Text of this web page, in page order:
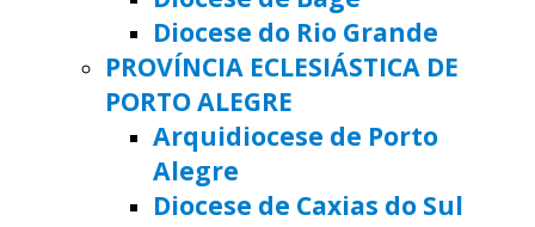
Diocese do Rio Grande
PROVÍNCIA ECLESIÁSTICA DE
PORTO ALEGRE
Arquidiocese de Porto
Alegre
Diocese de Caxias do Sul